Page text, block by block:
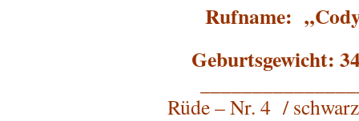
Rufname:
Geburtsgewicht:
Rüde – Nr. 4 /